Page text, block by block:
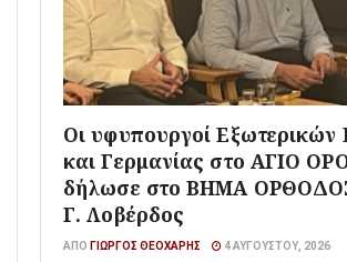
Οι υφυπουργοί Εξωτερικών
και Γερμανίας στο ΑΓΙΟ
δήλωσε στο ΒΗΜΑ
Γ. Λοβέρδος
ΑΠΌ ΓΙΏΡΓΟΣ ΘΕΟΧΆΡΗΣ 4 ΑΥΓΟΎΣΤΟΥ, 2026